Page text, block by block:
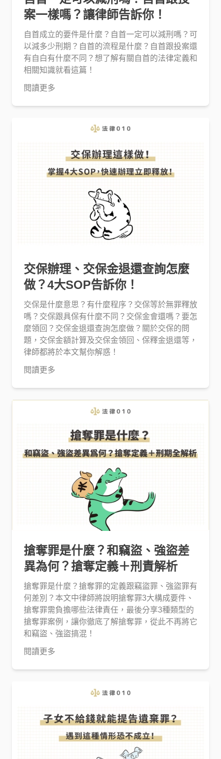
案一樣嗎？讓律師告訴你！
自首成立的要件是什麼？自首一定可以減刑嗎？可
以減多少刑期？自首的流程是什麼？自首跟投案還
有自白有什麼不同？想了解有關自首的法律定義和
相關知識就看這篇！
閱讀更多
交保辦理、交保金退還查詢怎麼
做？4大SOP告訴你！
交保是什麼意思？有什麼程序？交保等於無罪釋放
嗎？交保跟具保有什麼不同？交保金會還嗎？要怎
麼領回？交保金退還查詢怎麼做？關於交保的問
題，交保金額計算及交保金領回、保釋金退還等，
律師都將於本文幫你解惑！
閱讀更多
搶奪罪是什麼？和竊盜、強盜差
異為何？搶奪定義＋刑責解析
搶奪罪是什麼？搶奪罪的定義跟竊盜罪、強盜罪有
何差別？本文中律師將說明搶奪罪3大構成要件、
搶奪罪需負擔哪些法律責任，最後分享3種類型的
搶奪罪案例，讓你徹底了解搶奪罪，從此不再將它
和竊盜、強盜搞混！
閱讀更多